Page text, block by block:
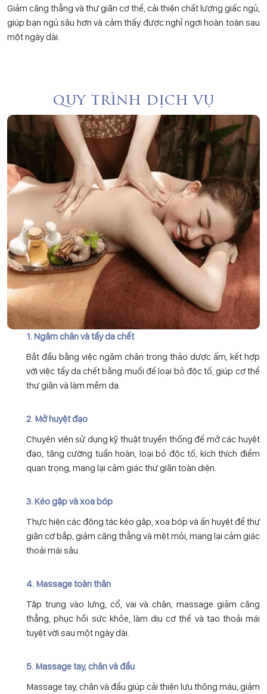
Giảm căng thẳng và thư giãn cơ thể, cải thiện chất lượng giấc ngủ,
giúp bạn ngủ sâu hơn và cảm thấy được nghỉ ngơi hoàn toàn sau
một ngày dài.
quy trình dịch vụ
1. Ngâm chân và tẩy da chết
Bắt đầu bằng việc ngâm chân trong thảo dược ấm, kết hợp
với việc tẩy da chết bằng muối để loại bỏ độc tố, giúp cơ thể
thư giãn và làm mềm da.
2. Mở huyệt đạo
Chuyên viên sử dụng kỹ thuật truyền thống để mở các huyệt
đạo, tăng cường tuần hoàn, loại bỏ độc tố, kích thích điểm
quan trọng, mang lại cảm giác thư giãn toàn diện.
3. Kéo gập và xoa bóp
Thực hiện các động tác kéo gập, xoa bóp và ấn huyệt để thư
giãn cơ bắp, giảm căng thẳng và mệt mỏi, mang lại cảm giác
thoải mái sâu.
4. Massage toàn thân
Tập trung vào lưng, cổ, vai và chân, massage giảm căng
thẳng, phục hồi sức khỏe, làm dịu cơ thể và tạo thoải mái
tuyệt vời sau một ngày dài.
5. Massage tay, chân và đầu
Massage tay, chân và đầu giúp cải thiện lưu thông máu, giảm